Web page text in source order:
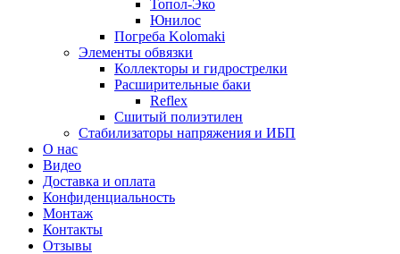
Топол-Эко
Юнилос
Погреба Kolomaki
Элементы обвязки
Коллекторы и гидрострелки
Расширительные баки
Reflex
Сшитый полиэтилен
Стабилизаторы напряжения и ИБП
О нас
Видео
Доставка и оплата
Конфиденциальность
Монтаж
Контакты
Отзывы